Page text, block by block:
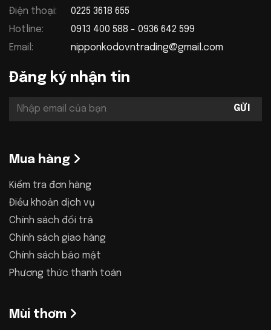
Điện thoại:
0225 3618 655
Hotline:
0913 400 588 - 0936 642 599
Email:
nipponkodovntrading@gmail.com
Đăng ký nhận tin
Mua hàng
Kiểm tra đơn hàng
Điều khoản dịch vụ
Chính sách đổi trả
Chính sách giao hàng
Chính sách bảo mật
Phương thức thanh toán
Mùi thơm